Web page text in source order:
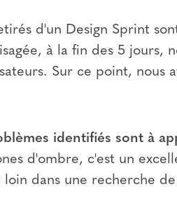
d'un Design Sprint
à la fin des 5 jours,
Sur ce point, nous
identifiés sont à
d'ombre, c'est un
dans une recherche